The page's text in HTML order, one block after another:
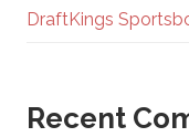
DraftKings
Recent